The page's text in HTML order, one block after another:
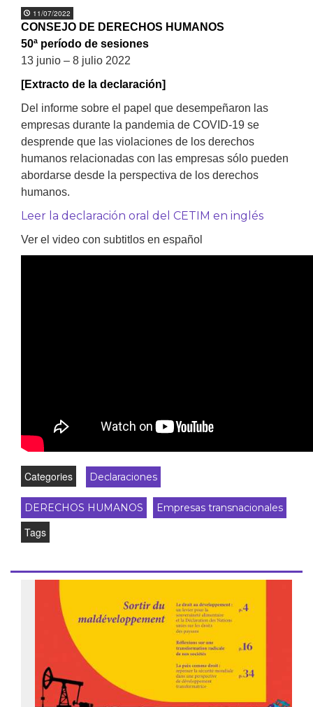
11/07/2022
CONSEJO DE DERECHOS HUMANOS
50ª período de sesiones
13 junio – 8 julio 2022
[Extracto de la declaración]
Del informe sobre el papel que desempeñaron las
empresas durante la pandemia de COVID-19 se
desprende que las violaciones de los derechos
humanos relacionadas con las empresas sólo pueden
abordarse desde la perspectiva de los derechos
humanos.
Leer la declaración oral del CETIM en inglés
Ver el video con subtitlos en español
Categories Declaraciones
DERECHOS HUMANOS Empresas transnacionales
Tags